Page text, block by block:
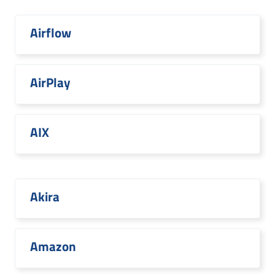
Airflow
AirPlay
AIX
Akira
Amazon